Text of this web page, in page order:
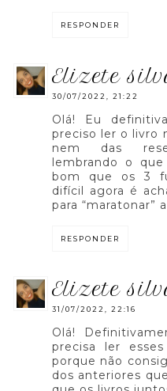
RESPONDER
elizete
30/07/2022, 21:22
Olá! Eu
preciso ler o livro
nem das
lembrando o
bom que os 3
difícil agora é
para “maratonar”
RESPONDER
elizete
31/07/2022, 22:16
Olá!
precisa ler
porque não
dos anteriores